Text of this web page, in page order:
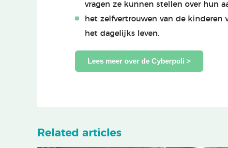
vragen ze kunnen stellen over hun
het zelfvertrouwen van de kinderen
het dagelijks leven.
Lees meer over de Cyberpoli >
Related articles